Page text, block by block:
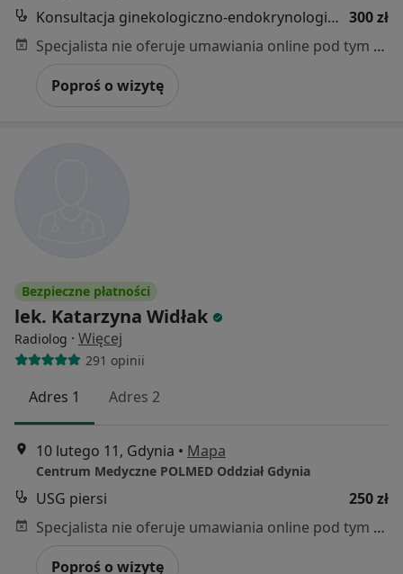
Konsultacja ginekologiczno-endokrynologiczna 300 zł
Specjalista nie oferuje umawiania online pod tym adresem.
Poproś o wizytę
Bezpieczne płatności
lek. Katarzyna Widłak
Radiolog · Więcej
291 opinii
Adres 1 Adres 2
10 lutego 11, Gdynia • Mapa
Centrum Medyczne POLMED Oddział Gdynia
USG piersi
250 zł
Specjalista nie oferuje umawiania online pod tym adresem.
Poproś o wizytę